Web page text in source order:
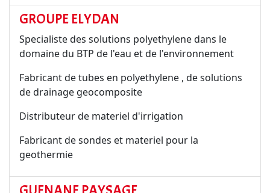
GROUPE ELYDAN
Specialiste des solutions polyethylene dans le
domaine du BTP de l'eau et de l'environnement
Fabricant de tubes en polyethylene , de solutions
de drainage geocomposite
Distributeur de materiel d'irrigation
Fabricant de sondes et materiel pour la
geothermie